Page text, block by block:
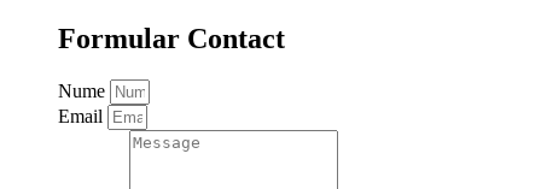
Formular Contact
Nume
Email